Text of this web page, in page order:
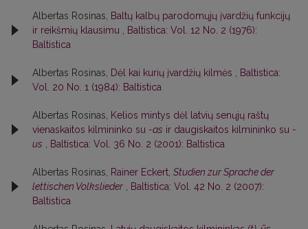
Albertas Rosinas,
Baltų kalbų parodomųjų įvardžių funkcijų
ir reikšmių klausimu
Baltistica: Vol. 12 No. 2 (1976):
Baltistica
Albertas Rosinas, Dėl kai kurių įvardžių kilmės
Baltistica:
Vol. 20 No. 1 (1984): Baltistica
Albertas Rosinas,
Kelios mintys dėl latvių senųjų raštų
vienaskaitos kilmininko su -as ir daugiskaitos kilmininko su -
us
Baltistica: Vol. 36 No. 2 (2001): Baltistica
Albertas Rosinas, Rainer Eckert, Studien zur Sprache der
lettischen Volkslieder
Baltistica: Vol. 42 No. 2 (2007):
Baltistica